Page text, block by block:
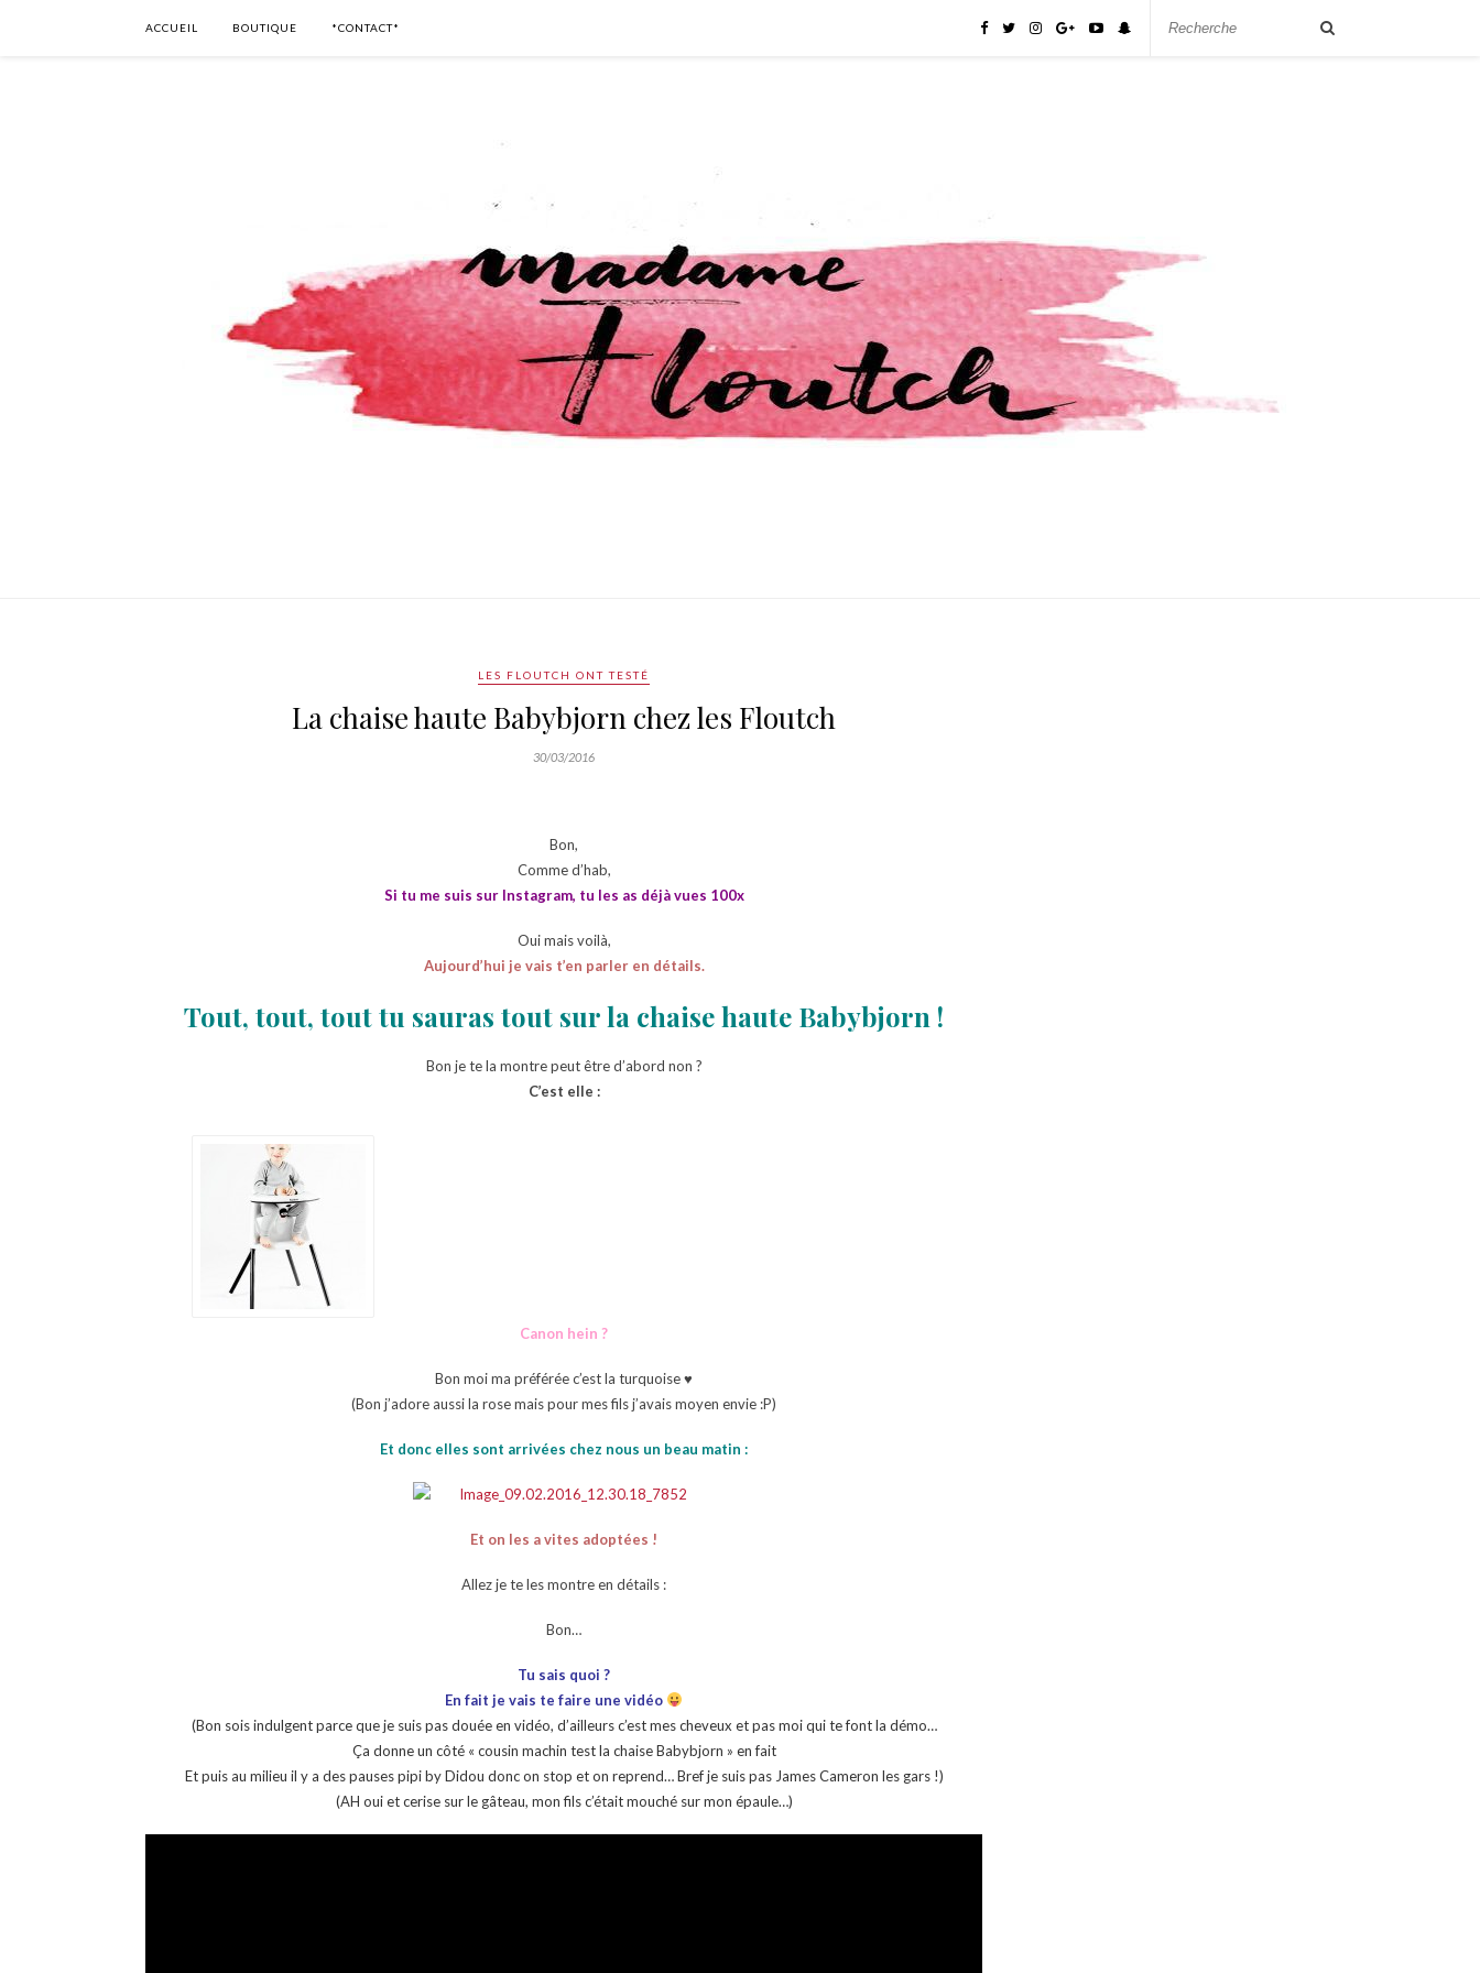
ACCUEIL BOUTIQUE *CONTACT*
LES FLOUTCH ONT TESTÉ
La chaise haute Babybjorn chez les Floutch
30/03/2016
Bon,
Comme d’hab,
Si tu me suis sur Instagram, tu les as déjà vues 100x
Oui mais voilà,
Aujourd’hui je vais t’en parler en détails.
Tout, tout, tout tu sauras tout sur la chaise haute Babybjorn !
Bon je te la montre peut être d’abord non ?
C’est elle :
Canon hein ?
Bon moi ma préférée c’est la turquoise ♥
(Bon j’adore aussi la rose mais pour mes fils j’avais moyen envie :P)
Et donc elles sont arrivées chez nous un beau matin :
Et on les a vites adoptées !
Allez je te les montre en détails :
Bon…
Tu sais quoi ?
En fait je vais te faire une vidéo
(Bon sois indulgent parce que je suis pas douée en vidéo, d’ailleurs c’est mes cheveux et pas moi qui te font la démo…
Ça donne un côté « cousin machin test la chaise Babybjorn » en fait
Et puis au milieu il y a des pauses pipi by Didou donc on stop et on reprend… Bref je suis pas James Cameron les gars !)
(AH oui et cerise sur le gâteau, mon fils c’était mouché sur mon épaule…)